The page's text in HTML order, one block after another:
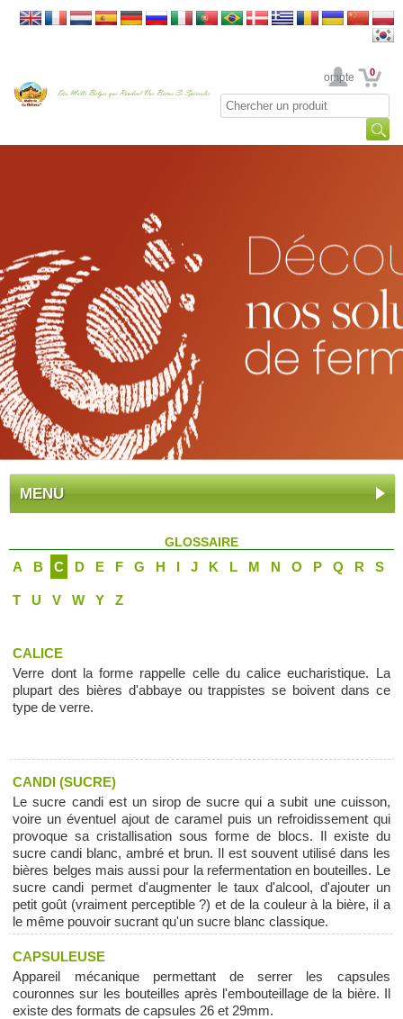
Votre Compte 0
MENU
GLOSSAIRE
A B C D E F G H I J K L M N O P Q R S
T U V W Y Z
CALICE
Verre dont la forme rappelle celle du calice eucharistique. La
plupart des bières d'abbaye ou trappistes se boivent dans ce
type de verre.
CANDI (SUCRE)
Le sucre candi est un sirop de sucre qui a subit une cuisson,
voire un éventuel ajout de caramel puis un refroidissement qui
provoque sa cristallisation sous forme de blocs. Il existe du
sucre candi blanc, ambré et brun. Il est souvent utilisé dans les
bières belges mais aussi pour la refermentation en bouteilles. Le
sucre candi permet d'augmenter le taux d'alcool, d'ajouter un
petit goût (vraiment perceptible ?) et de la couleur à la bière, il a
le même pouvoir sucrant qu'un sucre blanc classique.
CAPSULEUSE
Appareil mécanique permettant de serrer les capsules
couronnes sur les bouteilles après l'embouteillage de la bière. Il
existe des formats de capsules 26 et 29mm.